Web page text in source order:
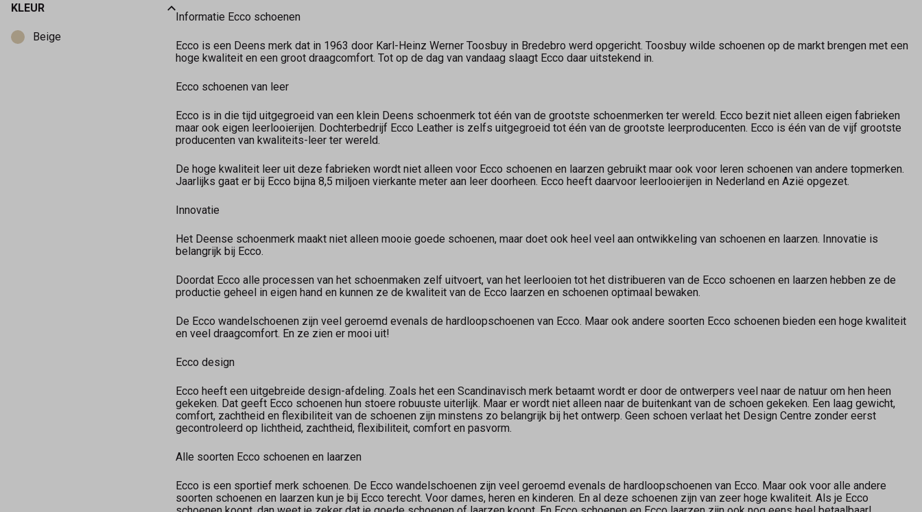
KLEUR
Beige
Informatie Ecco schoenen
Ecco is een Deens merk dat in 1963 door Karl-Heinz Werner Toosbuy in Bredebro werd opgericht. Toosbuy wilde schoenen op de markt brengen met een
hoge kwaliteit en een groot draagcomfort. Tot op de dag van vandaag slaagt Ecco daar uitstekend in.
Ecco schoenen van leer
Ecco is in die tijd uitgegroeid van een klein Deens schoenmerk tot één van de grootste schoenmerken ter wereld. Ecco bezit niet alleen eigen fabrieken
maar ook eigen leerlooierijen. Dochterbedrijf Ecco Leather is zelfs uitgegroeid tot één van de grootste leerproducenten. Ecco is één van de vijf grootste
producenten van kwaliteits-leer ter wereld.
De hoge kwaliteit leer uit deze fabrieken wordt niet alleen voor Ecco schoenen en laarzen gebruikt maar ook voor leren schoenen van andere topmerken.
Jaarlijks gaat er bij Ecco bijna 8,5 miljoen vierkante meter aan leer doorheen. Ecco heeft daarvoor leerlooierijen in Nederland en Azië opgezet.
Innovatie
Het Deense schoenmerk maakt niet alleen mooie goede schoenen, maar doet ook heel veel aan ontwikkeling van schoenen en laarzen. Innovatie is
belangrijk bij Ecco.
Doordat Ecco alle processen van het schoenmaken zelf uitvoert, van het leerlooien tot het distribueren van de Ecco schoenen en laarzen hebben ze de
productie geheel in eigen hand en kunnen ze de kwaliteit van de Ecco laarzen en schoenen optimaal bewaken.
De Ecco wandelschoenen zijn veel geroemd evenals de hardloopschoenen van Ecco. Maar ook andere soorten Ecco schoenen bieden een hoge kwaliteit
en veel draagcomfort. En ze zien er mooi uit!
Ecco design
Ecco heeft een uitgebreide design-afdeling. Zoals het een Scandinavisch merk betaamt wordt er door de ontwerpers veel naar de natuur om hen heen
gekeken. Dat geeft Ecco schoenen hun stoere robuuste uiterlijk. Maar er wordt niet alleen naar de buitenkant van de schoen gekeken. Een laag gewicht,
comfort, zachtheid en flexibiliteit van de schoenen zijn minstens zo belangrijk bij het ontwerp. Geen schoen verlaat het Design Centre zonder eerst
gecontroleerd op lichtheid, zachtheid, flexibiliteit, comfort en pasvorm.
Alle soorten Ecco schoenen en laarzen
Ecco is een sportief merk schoenen. De Ecco wandelschoenen zijn veel geroemd evenals de hardloopschoenen van Ecco. Maar ook voor alle andere
soorten schoenen en laarzen kun je bij Ecco terecht. Voor dames, heren en kinderen. En al deze schoenen zijn van zeer hoge kwaliteit. Als je Ecco